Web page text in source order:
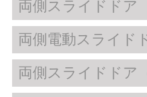
両側スライドドア
両側電動スライド
両側スライドドア